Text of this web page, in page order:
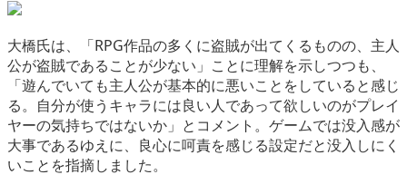
大橋氏は、「RPG作品の多くに盗賊が出てくるものの、主人
公が盗賊であることが少ない」ことに理解を示しつつも、
「遊んでいても主人公が基本的に悪いことをしていると感じ
る。自分が使うキャラには良い人であって欲しいのがプレイ
ヤーの気持ちではないか」とコメント。ゲームでは没入感が
大事であるゆえに、良心に呵責を感じる設定だと没入しにく
いことを指摘しました。